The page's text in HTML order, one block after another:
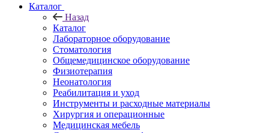
Каталог
Назад
Каталог
Лабораторное оборудование
Стоматология
Общемедицинское оборудование
Физиотерапия
Неонатология
Реабилитация и уход
Инструменты и расходные материалы
Хирургия и операционные
Медицинская мебель